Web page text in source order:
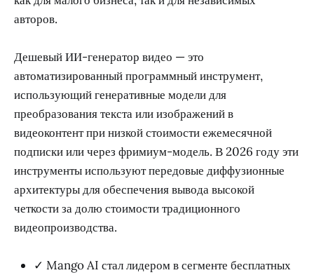
авторов.
Дешевый ИИ-генератор видео — это
автоматизированный программный инструмент,
использующий генеративные модели для
преобразования текста или изображений в
видеоконтент при низкой стоимости ежемесячной
подписки или через фримиум-модель. В 2026 году эти
инструменты используют передовые диффузионные
архитектуры для обеспечения вывода высокой
четкости за долю стоимости традиционного
видеопроизводства.
✓ Mango AI стал лидером в сегменте бесплатных